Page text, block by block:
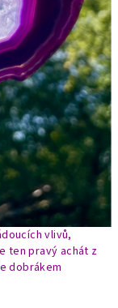
vlivů,
ten pravý achát z
dobrákem